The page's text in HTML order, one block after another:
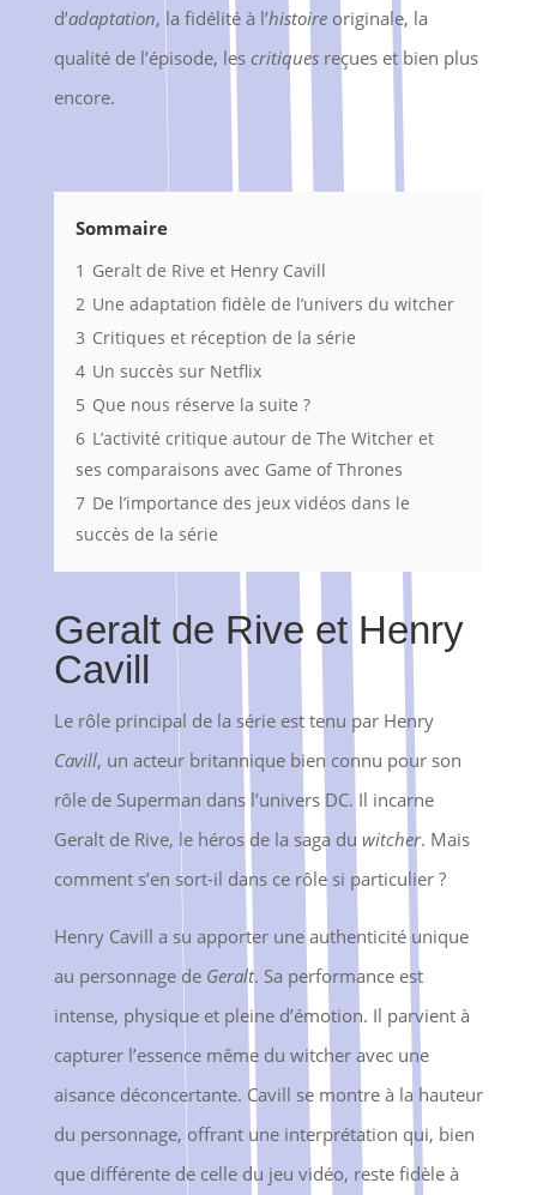
d’adaptation, la fidélité à l’histoireoriginale, la
qualité de l’épisode, les critiquesreçues et bien plus
encore.
Sommaire
1 Geralt de Rive et Henry Cavill
2 Une adaptation fidèle de l’univers du witcher
3 Critiques et réception de la série
4 Un succès sur Netflix
5 Que nous réserve la suite ?
6 L’activité critique autour de The Witcher et
ses comparaisons avec Game of Thrones
7 De l’importance des jeux vidéos dans le
succès de la série
Geralt de Rive et Henry
Cavill
Le rôle principal de la série est tenu par Henry
Cavill, un acteur britannique bien connu pour son
rôle de Superman dans l’univers DC. Il incarne
Geralt de Rive, le héros de la saga du witcher. Mais
comment s’en sort-il dans ce rôle si particulier ?
Henry Cavill a su apporter une authenticité unique
au personnage de Geralt. Sa performance est
intense, physique et pleine d’émotion. Il parvient à
capturer l’essence même du witcher avec une
aisance déconcertante. Cavill se montre à la hauteur
du personnage, offrant une interprétation qui, bien
que différente de celle du jeu vidéo, reste fidèle à